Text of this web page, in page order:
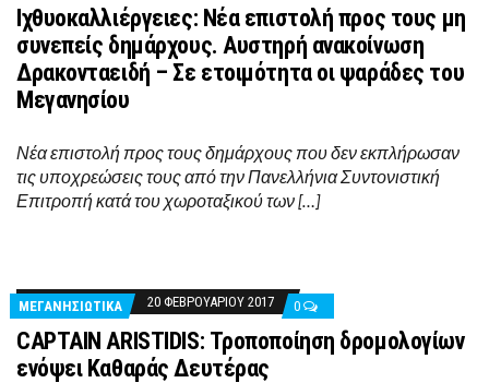
Ιχθυοκαλλιέργειες: Νέα επιστολή προς τους μη
συνεπείς δημάρχους. Αυστηρή ανακοίνωση
Δρακονταειδή – Σε ετοιμότητα οι ψαράδες του
Μεγανησίου
Νέα επιστολή προς τους δημάρχους που δεν εκπλήρωσαν
τις υποχρεώσεις τους από την Πανελλήνια Συντονιστική
Επιτροπή κατά του χωροταξικού των […]
ΜΕΓΑΝΗΣΙΩΤΙΚΑ 20 ΦΕΒΡΟΥΑΡΊΟΥ 2017 0
CAPTAIN ARISTIDIS: Τροποποίηση δρομολογίων
ενόψει Καθαράς Δευτέρας